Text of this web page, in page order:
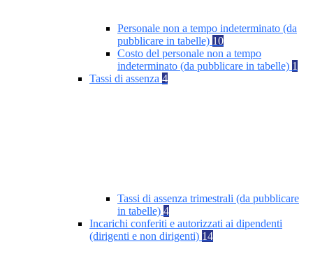
Personale non a tempo indeterminato (da
pubblicare in tabelle) 10
Costo del personale non a tempo
indeterminato (da pubblicare in tabelle) 1
Tassi di assenza 4
Tassi di assenza trimestrali (da pubblicare
in tabelle) 4
Incarichi conferiti e autorizzati ai dipendenti
(dirigenti e non dirigenti) 14